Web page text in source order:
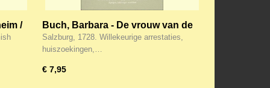
/
Buch, Barbara - De vrouw van de
ketter
Salzburg, 1728. Willekeurige arrestaties,
huiszoekingen,…
€ 7,95